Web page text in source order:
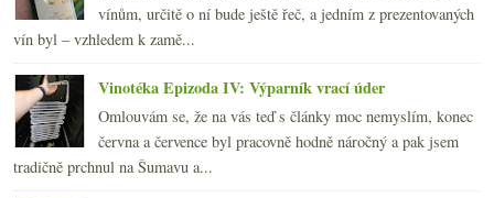
vínům, určitě o ní bude ještě řeč, a jedním z prezentovaných
vín byl – vzhledem k zamě...
Vinotéka Epizoda IV: Výparník vrací úder
Omlouvám se, že na vás teď s články moc nemyslím, konec
června a července byl pracovně hodně náročný a pak jsem
tradičně prchnul na Šumavu a...